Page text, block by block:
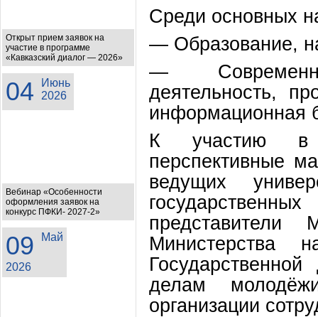
Открыт прием заявок на
участие в программе
«Кавказский диалог — 2026»
04
Июнь
2026
Вебинар «Особенности
оформления заявок на
конкурс ПФКИ- 2027-2»
09 Май
2026
Среди основных
— Образование,
—
деятельность,
информационная
К участию в
перспективные
ведущих
Министерства
делам
организации